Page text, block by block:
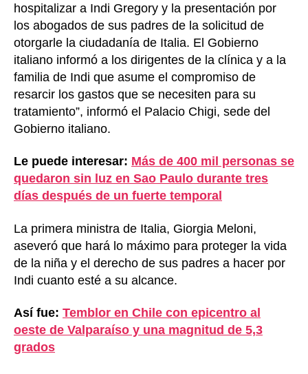
hospitalizar a Indi Gregory y la presentación por
los abogados de sus padres de la solicitud de
otorgarle la ciudadanía de Italia. El Gobierno
italiano informó a los dirigentes de la clínica y a la
familia de Indi que asume el compromiso de
resarcir los gastos que se necesiten para su
tratamiento”, informó el Palacio Chigi, sede del
Gobierno italiano.
Le puede interesar: Más de 400 mil personas se
quedaron sin luz en Sao Paulo durante tres
días después de un fuerte temporal
La primera ministra de Italia, Giorgia Meloni,
aseveró que hará lo máximo para proteger la vida
de la niña y el derecho de sus padres a hacer por
Indi cuanto esté a su alcance.
Así fue: Temblor en Chile con epicentro al
oeste de Valparaíso y una magnitud de 5,3
grados